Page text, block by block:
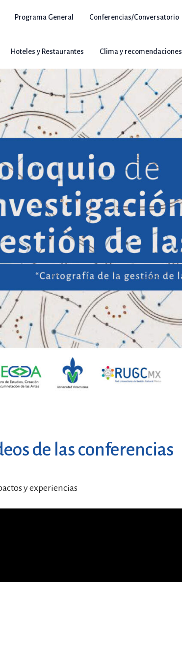
Programa General Conferencias/Conversatorio
Hoteles y Restaurantes Clima y recomendaciones
de las conferencias
y experiencias